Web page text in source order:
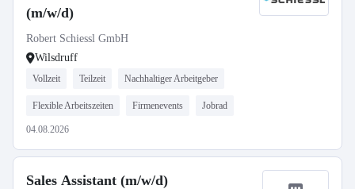
(m/w/d)
Robert Schiessl GmbH
Wilsdruff
Vollzeit Teilzeit Nachhaltiger Arbeitgeber
Flexible Arbeitszeiten Firmenevents Jobrad
04.08.2026
Sales Assistant (m/w/d)